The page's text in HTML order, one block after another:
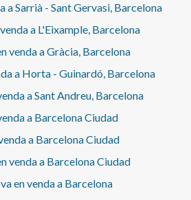
a Sarrià - Sant Gervasi, Barcelona
a L'Eixample, Barcelona
venda a Gràcia, Barcelona
a Horta - Guinardó, Barcelona
a Sant Andreu, Barcelona
a Barcelona Ciudad
a Barcelona Ciudad
venda a Barcelona Ciudad
en venda a Barcelona